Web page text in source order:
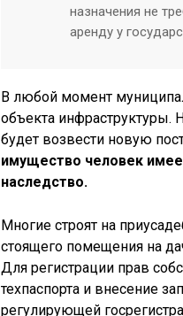
назначения не
аренду у
В любой момент
объекта
будет возвести новую
имущество человек
наследство.
Многие строят на
стоящего помещения на
Для регистрации прав
техпаспорта и внесение
регулирующей